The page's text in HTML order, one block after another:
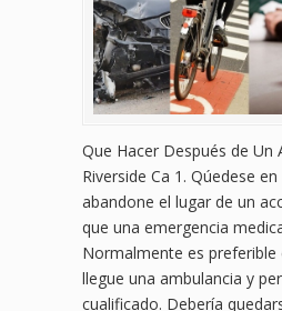
Que Hacer Después de Un
Riverside Ca 1. Qúedese
abandone el lugar de un
que una emergencia
Normalmente es preferible
llegue una ambulancia y
cualificado. Debería